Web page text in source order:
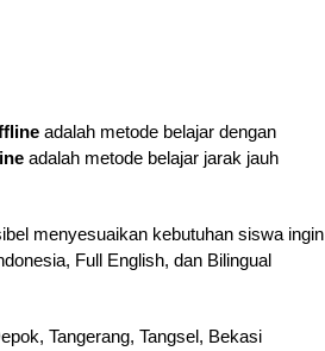
adalah metode belajar dengan
adalah metode belajar jarak jauh
menyesuaikan kebutuhan siswa ingin
Full English, dan Bilingual
Tangerang, Tangsel, Bekasi